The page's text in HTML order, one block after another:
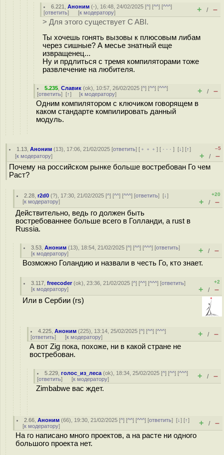
6.221 ,Аноним (-), 16:48, 24/02/2025 [^] [^^] [^^^]
[ответить] [к модератору] + / –
> Для этого существует C ABI.
Ты хочешь гонять вызовы к плюсовым либам
через сишные? А месье знатный еще
извращенец...
Ну и прдлиться с тремя компиляторами тоже
развлечение на любителя.
5.235 ,Славик (ok), 10:57, 26/02/2025 [^] [^^] [^^^]
[ответить] [↑] [к модератору] + / –
Одним компилятором с ключиком говорящем в
каком стандарте компилировать данный
модуль.
1.13 ,Аноним (13), 17:06, 21/02/2025 [ответить] [ ﹢﹢﹢] [ · · ·][↓] [↑]
[к модератору]
–5
+ / –
Почему на российском рынке больше востребован Го чем
Раст?
2.28 ,r2d0 (?), 17:30, 21/02/2025 [^] [^^] [^^^] [ответить][↓]
[к модератору]
+20
+ / –
Действительно, ведь го должен быть
востребованнее больше всего в Голланди, а rust в
Russia.
3.53 ,Аноним (13), 18:54, 21/02/2025 [^] [^^] [^^^] [ответить]
[к модератору] + / –
Возможно Голандию и назвали в честь Го, кто знает.
3.117 ,freecoder(ok), 23:36, 21/02/2025 [^] [^^] [^^^] [ответить]
[к модератору]
+2
+ / –
Или в Сербии (rs)
4.225 ,Аноним (225), 13:14, 25/02/2025 [^] [^^] [^^^]
[ответить] [к модератору] + / –
А вот Zig пока, похоже, ни в какой стране не
востребован.
5.229 ,голос_из_леса (ok), 18:34, 25/02/2025 [^] [^^] [^^^]
[ответить] [к модератору] + / –
Zimbabwe вас ждет.
2.66 ,Аноним (66), 19:30, 21/02/2025 [^] [^^] [^^^] [ответить][↓] [↑]
[к модератору] + / –
На го написано много проектов, а на расте ни одного
большого проекта нет.